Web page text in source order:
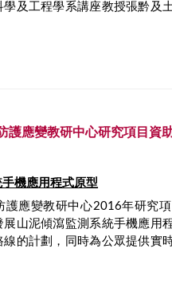
及工程學系講座教授張黔及
護應變教研中心研究項目資
機應用程式原型
護應變教研中心2016年研究
山泥傾瀉監測系統手機應用
線的計劃，同時為公眾提供實